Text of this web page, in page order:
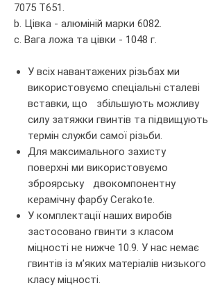
7075 Т651.
b. Цівка - алюміній марки 6082.
c. Вага ложа та цівки - 1048 г.
У всіх навантажених різьбах ми
використовуємо спеціальні сталеві
вставки, що
збільшують можливу
силу затяжки гвинтів та підвищують
термін служби самої різьби.
Для максимального захисту
поверхні ми використовуємо
зброярську
двокомпонентну
керамічну фарбуCerakote.
У комплектації наших виробів
застосовано гвинти з класом
міцності не нижче 10.9. У нас немає
гвинтів із м’яких матеріалів низького
класу міцності.